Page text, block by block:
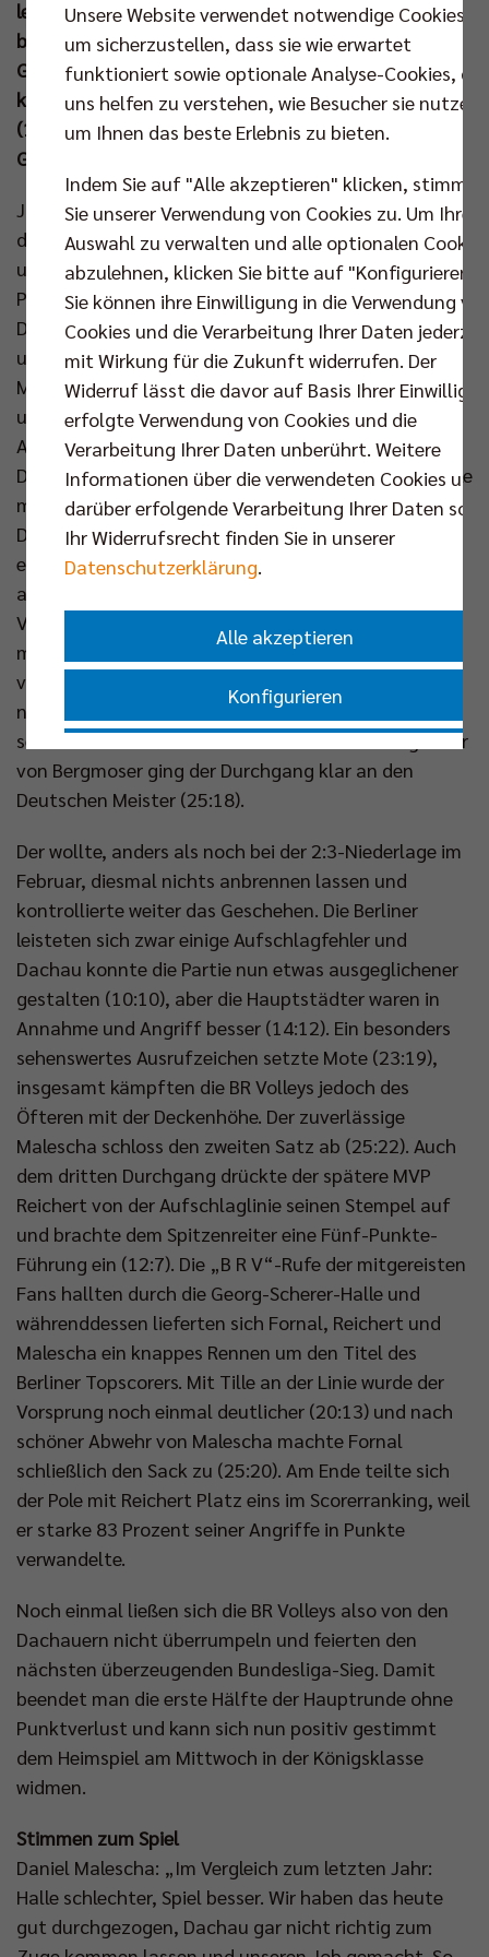
lediglich zwei abgegebenen Sätzen. Am Samstag
beginnt offiziell die VBL-Rückrunde mit dem
Gastspiel bei den Helios Grizzlys Giesen, doch zuvor
kommt in der CEV Champions League am Mittwoch
(18. Dez um 19.30 Uhr,www.br-volleys.de/tickets
Greenyard Maaseik in die Max-Schmeling-Halle.
Joel Banks nutzte den zweiten Aufritt in Bayern in
dieser Woche, um seine Startformation ordentlich
umzubauen. Anders als noch vier Tage zuvor beim
Pokalsieg in Haching standen diesmal Jan Fornal,
Daniel Malescha, Adam Kowalski, Matthew Knigge
und Nehemiah Mote von Beginn an auf der Platte.
Mit ihnen waren die Nationalspieler Johannes Tille
und Moritz Reichert gefordert. Nachdem die Berliner
Annahme direkt Bekanntschaft mit der niedrigen
Deckenhöhe in der vollbesetzten Georg-Scherer-Halle
machte (2:2), war es auch Reichert, der zuerst den
Druck erhöhte. Mit dem Saarländer am Service
entstand im Auftaktsatz früh ein Polster (7:2) und
als Fornal sich im Block anmeldete, wuchs der
Vorsprung weiter an (11:5). Doch der ASV schlug
mutig und beherzt auf. So konnte Gallas per Ass
verkürzen (16:13). Davon ließen sich Tille & Co aber
nicht beirren. Der Zuspieler verbuchte ein Ass für
seine Farben (24:17) und nach einem Aufschlagfehler
von Bergmoser ging der Durchgang klar an den
Deutschen Meister (25:18).
Der wollte, anders als noch bei der 2:3-Niederlage im
Februar, diesmal nichts anbrennen lassen und
kontrollierte weiter das Geschehen. Die Berliner
leisteten sich zwar einige Aufschlagfehler und
Dachau konnte die Partie nun etwas ausgeglichener
gestalten (10:10), aber die Hauptstädter waren in
Annahme und Angriff besser (14:12). Ein besonders
sehenswertes Ausrufzeichen setzte Mote (23:19),
insgesamt kämpften die BR Volleys jedoch des
Öfteren mit der Deckenhöhe. Der zuverlässige
Malescha schloss den zweiten Satz ab (25:22). Auch
dem dritten Durchgang drückte der spätere MVP
Reichert von der Aufschlaglinie seinen Stempel auf
und brachte dem Spitzenreiter eine Fünf-Punkte-
Führung ein (12:7). Die „B R V“-Rufe der mitgereisten
Fans hallten durch die Georg-Scherer-Halle und
währenddessen lieferten sich Fornal, Reichert und
Malescha ein knappes Rennen um den Titel des
Berliner Topscorers. Mit Tille an der Linie wurde der
Vorsprung noch einmal deutlicher (20:13) und nach
schöner Abwehr von Malescha machte Fornal
schließlich den Sack zu (25:20). Am Ende teilte sich
der Pole mit Reichert Platz eins im Scorerranking, weil
er starke 83 Prozent seiner Angriffe in Punkte
verwandelte.
Noch einmal ließen sich die BR Volleys also von den
Dachauern nicht überrumpeln und feierten den
nächsten überzeugenden Bundesliga-Sieg. Damit
beendet man die erste Hälfte der Hauptrunde ohne
Punktverlust und kann sich nun positiv gestimmt
dem Heimspiel am Mittwoch in der Königsklasse
widmen.
Stimmen zum Spiel
Daniel Malescha: „Im Vergleich zum letzten Jahr:
Halle schlechter, Spiel besser. Wir haben das heute
gut durchgezogen, Dachau gar nicht richtig zum
Unsere Website verwendet notwendige Cookies,
um sicherzustellen, dass sie wie erwartet
funktioniert sowie optionale Analyse-Cookies, die
uns helfen zu verstehen, wie Besucher sie nutzen,
um Ihnen das beste Erlebnis zu bieten.
Indem Sie auf "Alle akzeptieren" klicken, stimmen
Sie unserer Verwendung von Cookies zu. Um Ihre
Auswahl zu verwalten und alle optionalen Cookies
abzulehnen, klicken Sie bitte auf "Konfigurieren".
Sie können ihre Einwilligung in die Verwendung
Cookies und die Verarbeitung Ihrer Daten
mit Wirkung für die Zukunft widerrufen. Der
Widerruf lässt die davor auf Basis Ihrer
erfolgte Verwendung von Cookies und die
Verarbeitung Ihrer Daten unberührt. Weitere
Informationen über die verwendeten Cookies und
darüber erfolgende Verarbeitung Ihrer Daten
Ihr Widerrufsrecht finden Sie in unserer
Datenschutzerklärung
Alle akzeptieren
Konfigurieren
Nur essenzielle Cookies akzeptieren